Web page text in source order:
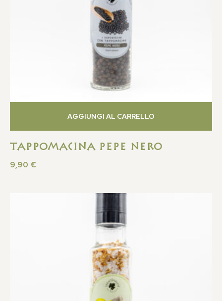
Tappomacina Pepe Nero
9,90 €
AGGIUNGI AL CARRELLO